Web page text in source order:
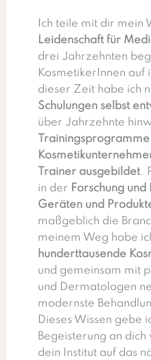
Ich teile mit dir mein
Leidenschaft für
drei Jahrzehnten
KosmetikerInnen auf
dieser Zeit habe ich
Schulungen selbst
über Jahrzehnte
Trainer ausgebildet.
in der Forschung
Geräten und
maßgeblich die
meinem Weg habe
hunderttausende
und gemeinsam mit
und Dermatologen
modernste
Dieses Wissen gebe
Begeisterung an
dein Institut auf das